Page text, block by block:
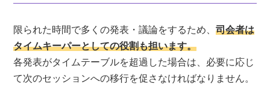
限られた時間で多くの発表・議論をするため、司会者は
タイムキーパーとしての役割も担います。
各発表がタイムテーブルを超過した場合は、必要に応じ
て次のセッションへの移行を促さなければなりません。